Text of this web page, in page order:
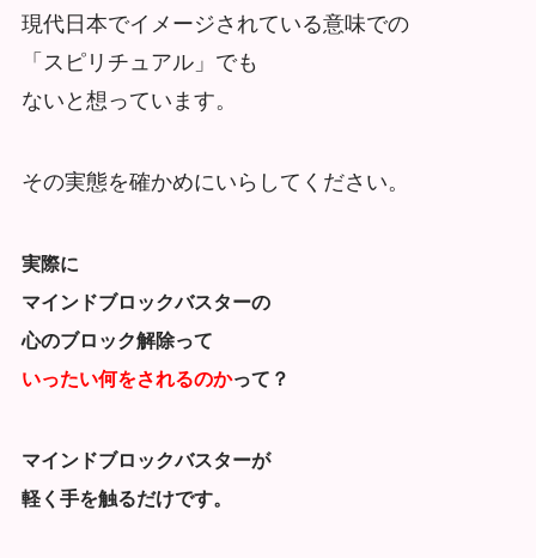
現代日本でイメージされている意味での
「スピリチュアル」でも
ないと想っています。
その実態を確かめにいらしてください。
実際に
マインドブロックバスターの
心のブロック解除って
いったい何をされるのかって？
マインドブロックバスターが
軽く手を触るだけです。